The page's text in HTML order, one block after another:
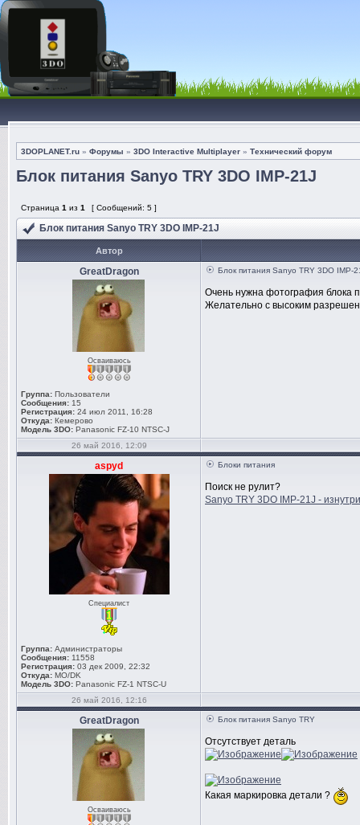
3DOPLANET.ru » Форумы » 3DO Interactive Multiplayer » Технический форум
Блок питания Sanyo TRY 3DO IMP-21J
Страница 1 из 1 [ Сообщений: 5 ]
Блок питания Sanyo TRY 3DO IMP-21J
Автор
GreatDragon
Осваиваюсь
Группа: Пользователи
Сообщения: 15
Регистрация: 24 июл 2011, 16:28
Откуда: Кемерово
Модель 3DO: Panasonic FZ-10 NTSC-J
Блок питания Sanyo TRY 3DO IMP-
Очень нужна фотография блока
Желательно с высоким
26 май 2016, 12:09
aspyd
Специалист
Группа: Администраторы
Сообщения: 11558
Регистрация: 03 дек 2009, 22:32
Откуда: MO/DK
Модель 3DO: Panasonic FZ-1 NTSC-U
Блоки питания
Поиск не рулит?
Sanyo TRY 3DO IMP-21J - изнутри
26 май 2016, 12:16
GreatDragon
Осваиваюсь
Блок питания Sanyo TRY
Отсутствует деталь
Какая маркировка детали ?